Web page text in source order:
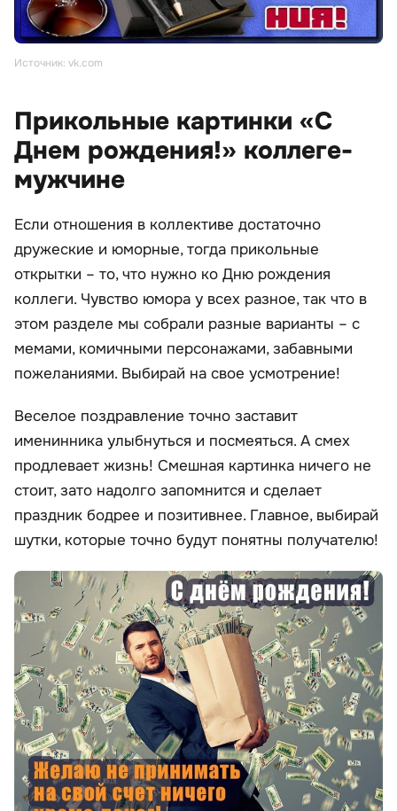
Источник: vk.com
Прикольные картинки «С
Днем рождения!» коллеге-
мужчине
Если отношения в коллективе достаточно
дружеские и юморные, тогда прикольные
открытки – то, что нужно ко Дню рождения
коллеги. Чувство юмора у всех разное, так что в
этом разделе мы собрали разные варианты – с
мемами, комичными персонажами, забавными
пожеланиями. Выбирай на свое усмотрение!
Веселое поздравление точно заставит
именинника улыбнуться и посмеяться. А смех
продлевает жизнь! Смешная картинка ничего не
стоит, зато надолго запомнится и сделает
праздник бодрее и позитивнее. Главное, выбирай
шутки, которые точно будут понятны получателю!